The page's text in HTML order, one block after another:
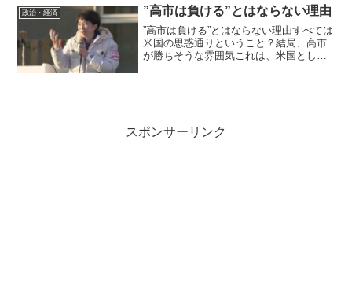
しました。 暴落からおよそ1週間、市場
は落ち着...
政治・経済 ”高市は負ける”とはならない理由
”高市は負ける”とはならない理由すべては
米国の思惑通りということ？結局、高市
が勝ちそうな雰囲気これは、米国として
スポンサーリンク